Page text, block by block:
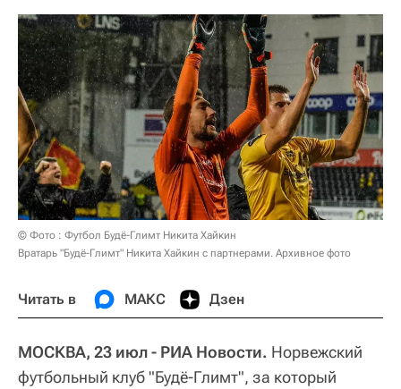
© Фото : Футбол Будё-Глимт Никита Хайкин
Вратарь "Будё-Глимт" Никита Хайкин с партнерами. Архивное фото
Читать в МАКС Дзен
МОСКВА, 23 июл - РИА Новости. Норвежский
футбольный клуб "Будё-Глимт", за который